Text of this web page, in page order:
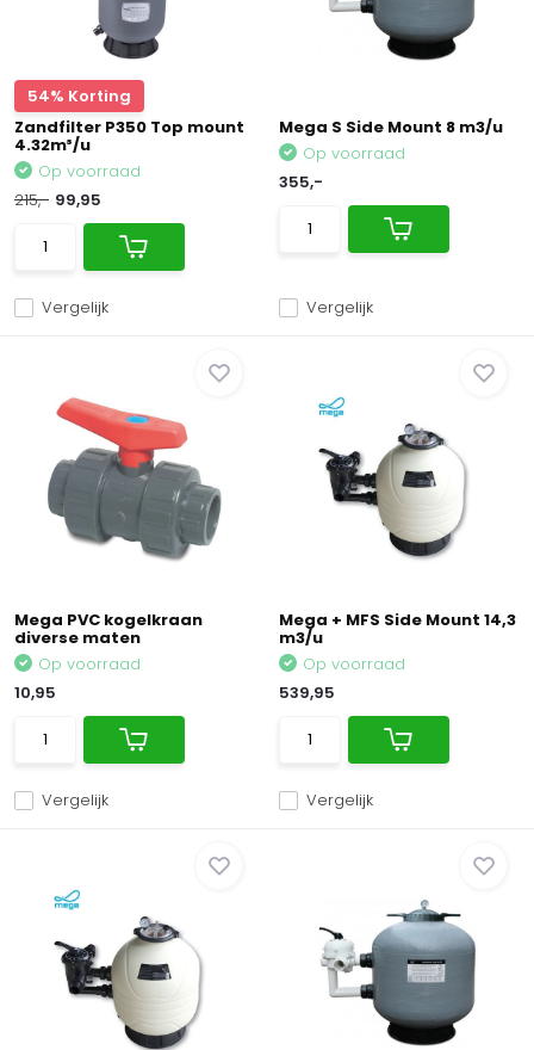
54% Korting
Zandfilter P350 Top mount
4.32m³/u
Vergelijk
Op voorraad
215,- 99,95
Mega S Side Mount 8 m3/u
Vergelijk
Op voorraad
355,-
Mega PVC kogelkraan
diverse maten
Vergelijk
Op voorraad
10,95
Mega + MFS Side Mount 14,3
m3/u
Vergelijk
Op voorraad
539,95